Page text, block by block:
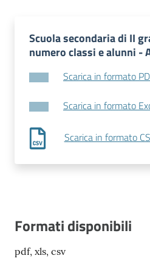
Scuola secondaria di II
numero classi e alunni -
Scarica in formato
Scarica in formato
Scarica in formato
Formati disponibili
pdf, xls, csv